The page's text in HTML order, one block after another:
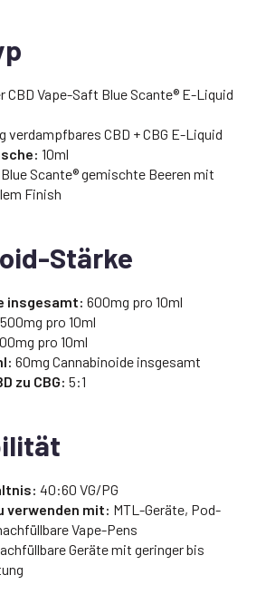
CBD Vape-Saft Blue Scante® E-Liquid
verdampfbares CBD + CBG E-Liquid
10ml
Blue Scante® gemischte Beeren mit
Finish
Stärke
insgesamt: 600mg pro 10ml
500mg pro 10ml
pro 10ml
60mg Cannabinoide insgesamt
zu CBG: 5:1
40:60 VG/PG
verwenden mit: MTL-Geräte, Pod-
Vape-Pens
Geräte mit geringer bis